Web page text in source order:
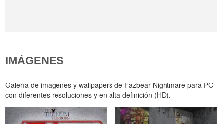
IMÁGENES
Galería de imágenes y wallpapers de Fazbear Nightmare para PC
con diferentes resoluciones y en alta definición (HD).